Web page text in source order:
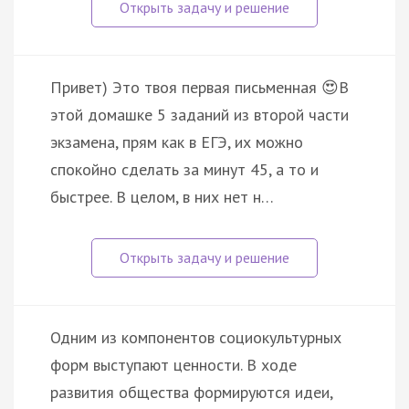
Привет) Это твоя первая письменная 😍В
этой домашке 5 заданий из второй части
экзамена, прям как в ЕГЭ, их можно
спокойно сделать за минут 45, а то и
быстрее. В целом, в них нет н…
Одним из компонентов социокультурных
форм выступают ценности. В ходе
развития общества формируются идеи,